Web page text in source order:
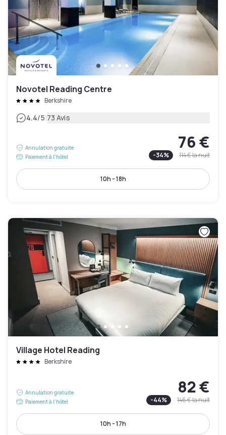
Novotel Reading Centre
Berkshire
4.4/5|73 Avis
Annulation gratuite
Paiement à l'hôtel
76 €
-34% 114 €la nuit
10h - 18h
Village Hotel Reading
Berkshire
Annulation gratuite
Paiement à l'hôtel
82 €
-44% 146 €la nuit
10h - 17h